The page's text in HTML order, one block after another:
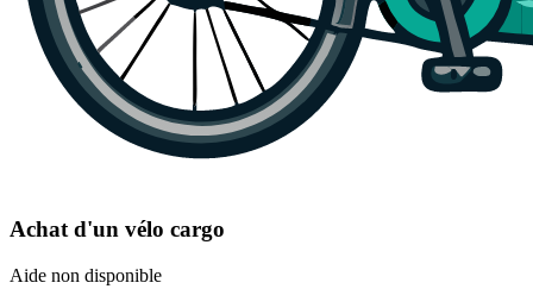
Achat d'un vélo cargo
Aide non disponible